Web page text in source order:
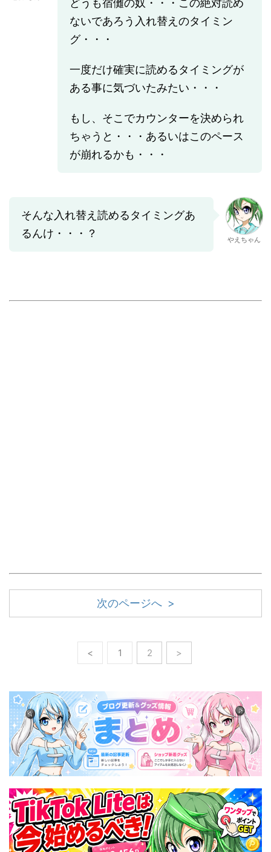
どうも宿儺の奴・・・この絶対読め
ないであろう入れ替えのタイミン
グ・・・
一度だけ確実に読めるタイミングが
ある事に気づいたみたい・・・
もし、そこでカウンターを決められ
ちゃうと・・・あるいはこのペース
が崩れるかも・・・
そんな入れ替え読めるタイミングあ
るんけ・・・？
やえちゃん
次のページへ >
< 1 2 >